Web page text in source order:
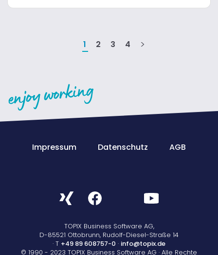
1 2 3 4
Impressum Datenschutz AGB
TOPIX Business Software AG,
D-85521 Ottobrunn, Rudolf-Diesel-Straße 14
· T +49 89 608757-0 · info@topix.de
© 1990 - 2023 TOPIX Business Software AG · Alle Rechte